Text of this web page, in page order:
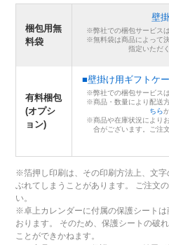
梱包用無
料袋
壁
※弊社での梱包サービス
※無料袋は商品によって
指定いただ
有料梱包
(オプシ
ョン)
■壁掛け用ギフトケ
※弊社での梱包サービス
※商品・数量により配送
ちら
※商品や在庫状況により
合がございます。ご注
※箔押し印刷は、その印刷方法上、文
ぶれてしまうことがあります。 ご注文
い。
※卓上カレンダーに付属の保護シート
おります。 そのため、保護シートの破
ことができかねます。